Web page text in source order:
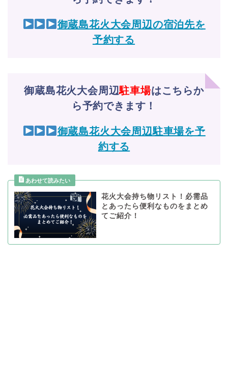
御蔵島花火大会周辺の宿泊先を
予約する
御蔵島花火大会周辺駐車場はこちらか
ら予約できます！
御蔵島花火大会周辺駐車場を予
約する
花火大会持ち物リスト！必需品
とあったら便利なものをまとめ
てご紹介！